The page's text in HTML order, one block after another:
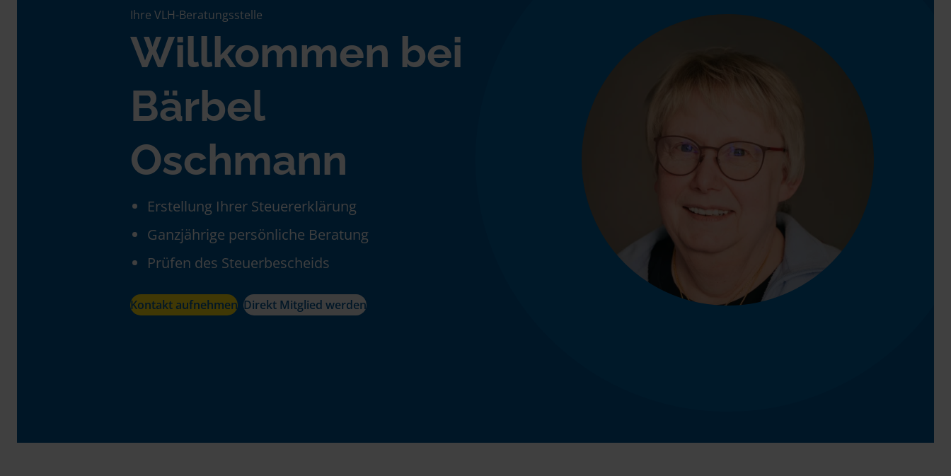
Ihre VLH-Beratungsstelle
Willkommen bei
Bärbel
Oschmann
Erstellung Ihrer Steuererklärung
Ganzjährige persönliche Beratung
Prüfen des Steuerbescheids
Kontakt aufnehmen Direkt Mitglied werden